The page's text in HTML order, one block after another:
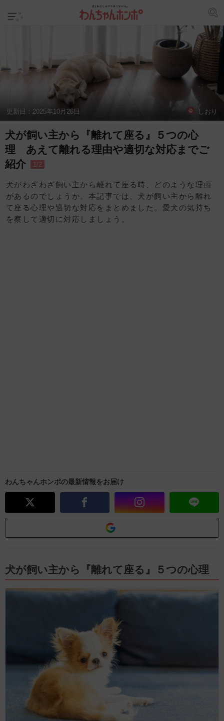
更新日： 2025年10月26日 しおり
犬が飼い主から『離れて座る』５つの心
理 あえて離れる理由や適切な対応までご
紹介
1/2
犬がわざわざ飼い主から離れて座る時、どのような理由
があるのでしょうか。本記事では、犬が飼い主から離れ
て座る心理や適切な対応をまとめました。愛犬の気持ち
を察して適切に対応しましょう。
わんちゃんホンポの最新情報をお届け
犬が飼い主から『離れて座る』５つの心理